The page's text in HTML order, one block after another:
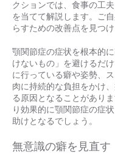
クションでは、食事の工
を当てて解説します。ご
らすための改善点を見つ
顎関節症の症状を根本的
けないもの」を避けるだ
に行っている癖や姿勢、
肉に持続的な負担をかけ
る原因となることがあり
り効果的に顎関節症の症
助けとなるでしょう。
無意識の癖を見直す